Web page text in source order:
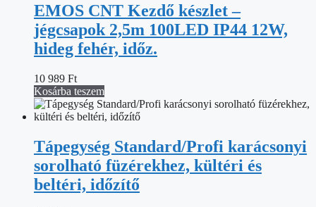
EMOS CNT Kezdő készlet –
jégcsapok 2,5m 100LED IP44 12W,
hideg fehér, időz.
10 989 Ft
Kosárba teszem
Tápegység Standard/Profi karácsonyi
sorolható füzérekhez, kültéri és
beltéri, időzítő